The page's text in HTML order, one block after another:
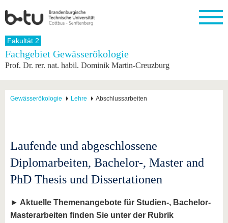
Startseite
Universität
Struktur
Partnerschaften
Strukturwandel
Forschung
Forschung
Nachwuchs
Studium
Vor dem
Nach
Studium
International
Profil
Mit der
BTU ins
Für
Studierende
Kontakt
Weiterbildung
Wissenschaftliche
Transfer
Fachkräfte
BTU
Lernen
kennen
Werte
BTU &
Fakultät 2
Fachgebiet Gewässerökologie
Prof. Dr. rer. nat. habil. Dominik Martin-Creuzburg
Gewässerökologie Lehre Abschlussarbeiten
Laufende und abgeschlossene
Diplomarbeiten, Bachelor-, Master and
PhD Thesis und Dissertationen
► Aktuelle Themenangebote für Studien-, Bachelor-
Masterarbeiten finden Sie unter der Rubrik